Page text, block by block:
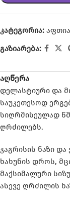
კატეგორია:
გაზიარება:
აღწერა
დელასტიური და
საუკეთესოდ
სიღრმისეულად
ღრძილებს.
ჯაგრისის ნაზი
ხახუნის დროს,
მაქსიმალური
ასევე ღრძილის